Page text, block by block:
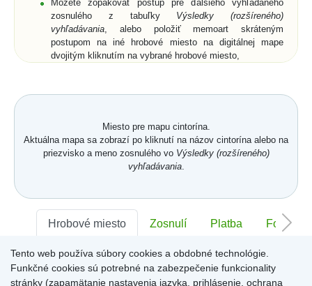
Môžete zopakovať postup pre ďalšieho vyhľadaného
zosnulého z tabuľky Výsledky (rozšíreného)
vyhľadávania , alebo položiť memoart skráteným
postupom na iné hrobové miesto na digitálnej mape
dvojitým kliknutím na vybrané hrobové miesto,
mape, nemusíte vyplniť poleText spomienkyaOd koho,
text nad memoartami, alebo cez ikonu
Miesto pre mapu cintorína.
Aktuálna mapa sa zobrazí po kliknutí na názov cintorína alebo na
priezvisko a meno zosnulého vo Výsledky (rozšíreného)
vyhľadávania.
Hrobové miesto Zosnulí Platba Foto
Sektor:- Rad:- Číslo:-
Tento web používa súbory cookies a obdobné technológie.
Funkčné cookies sú potrebné na zabezpečenie funkcionality
stránky (zapamätanie nastavenia jazyka, prihlásenie, ochrana